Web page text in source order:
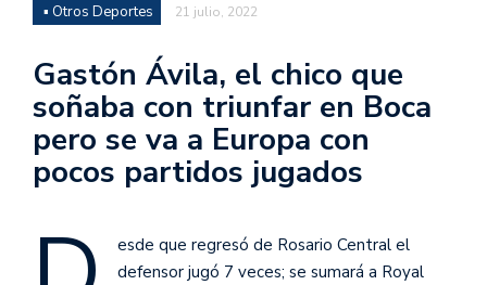
▪ Otros Deportes 21 julio, 2022
Gastón Ávila, el chico que
soñaba con triunfar en Boca
pero se va a Europa con
pocos partidos jugados
esde que regresó de Rosario Central el
defensor jugó 7 veces; se sumará a Royal